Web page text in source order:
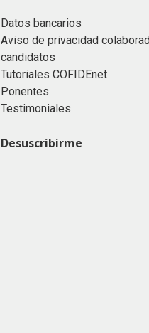
Datos bancarios
Aviso de privacidad
candidatos
Tutoriales COFIDEnet
Ponentes
Testimoniales
Desuscribirme